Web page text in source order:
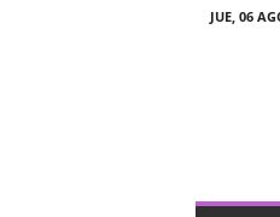
JUE, 06
c